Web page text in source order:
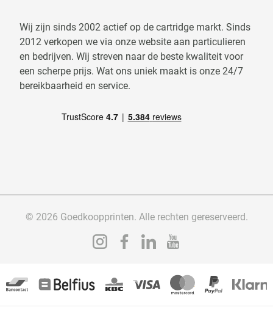
Wij zijn sinds 2002 actief op de cartridge markt. Sinds
2012 verkopen we via onze website aan particulieren
en bedrijven. Wij streven naar de beste kwaliteit voor
een scherpe prijs. Wat ons uniek maakt is onze 24/7
bereikbaarheid en service.
© 2026 Goedkoopprinten. Alle rechten gereserveerd.